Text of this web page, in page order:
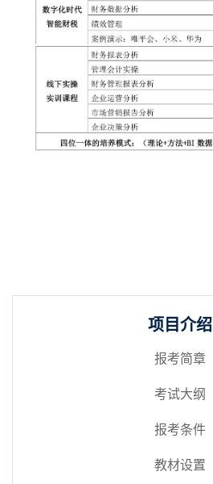
项目介绍
报考简章
考试大纲
报考条件
教材设置